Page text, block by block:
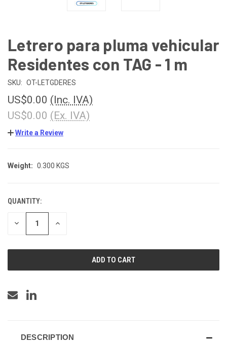
Letrero para pluma vehicular
Residentes con TAG - 1 m
SKU: OT-LETGDERES
US$0.00 (Inc. IVA)
US$0.00 (Ex. IVA)
Write a Review
Weight: 0.300 KGS
CURRENT
STOCK:
QUANTITY:
DECREASE INCREASE
DESCRIPTION